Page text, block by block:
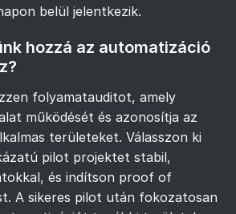
belül jelentkezik.
hozzá az automatizáció
folyamatauditot, amely
működését és azonosítja az
területeket. Válasszon ki
pilot projektet stabil,
és indítson proof of
A sikeres pilot után fokozatosan